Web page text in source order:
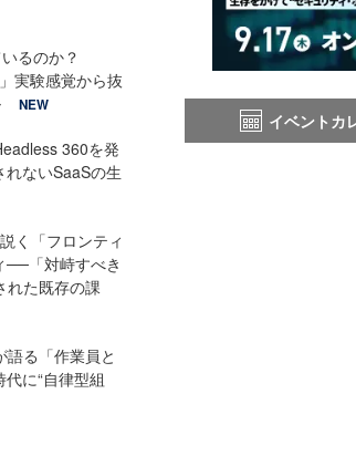
るのか？
実験感覚から抜
NEW
360を発
ないSaaSの生
く「フロンティ
──「対峙すべき
れた既存の課
語る「作業員と
に“自律型組
イベントカ